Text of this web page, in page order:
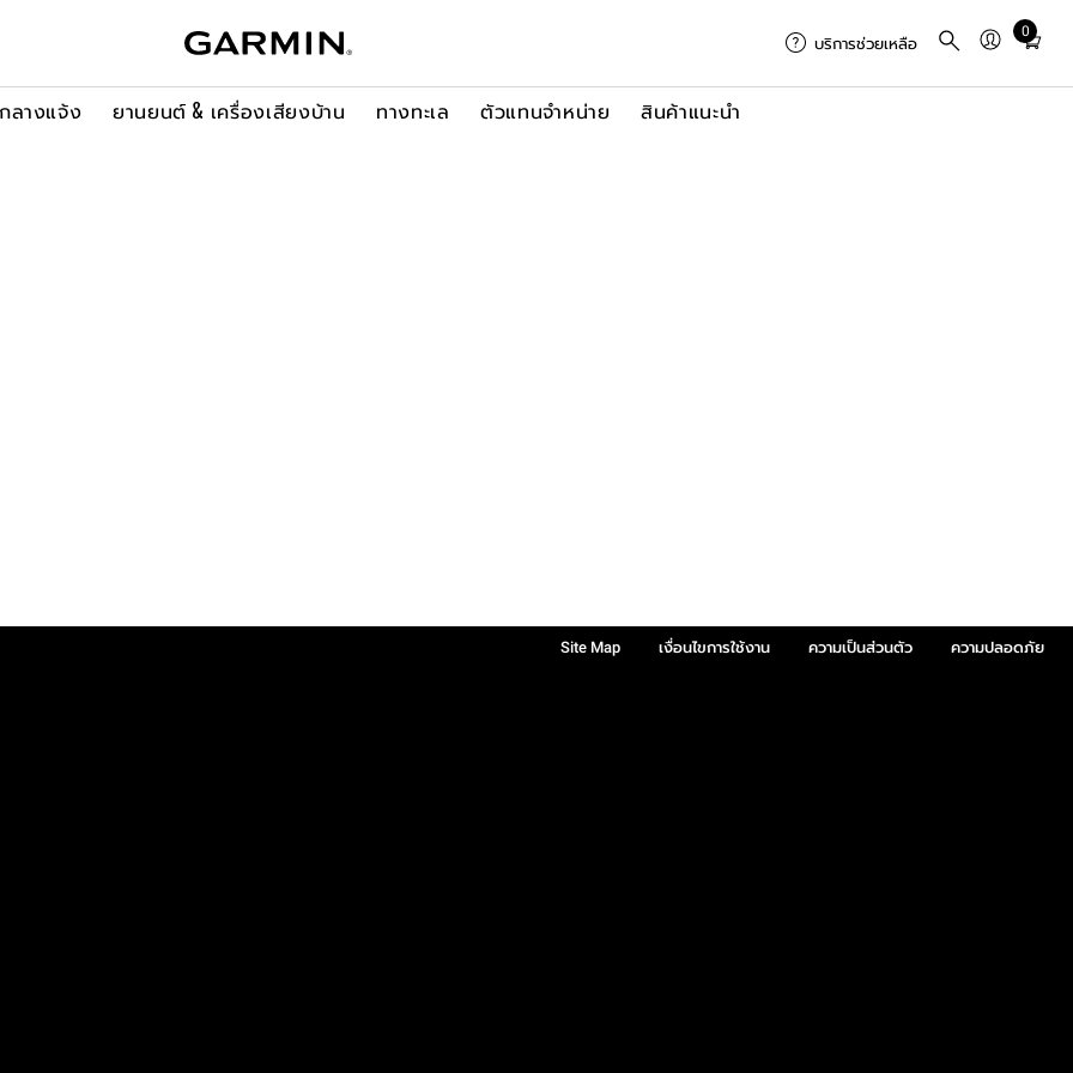
ลางแจ้ง ยานยนต์ & เครื่องเสียงบ้าน ทางทะเล ตัวแทนจำหน่าย สินค้าแนะนำ
บริการช่วยเหลือ
0
Total
in
Site Map เงื่อนไขการใช้งาน ความเป็นส่วนตัว
ความปลอดภัย